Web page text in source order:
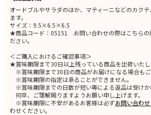
オードブルやサラダのほか、マティーニなどのカク
ます。
サイズ：9.5×6.5×6.5
★商品コード：05151 お問い合わせの際はこちらの
ださい。
＜ご購入におけるご確認事項＞
★賞味期限まで30日以上残っている商品を出荷いたし
※賞味期限まで30日の商品がお届けになる場合もご
※賞味期限の指定は承ることができません。
※賞味期限までの日数が短い等による返品は受けか
何卒、ご理解賜りますようお願い申し上げます。
※賞味期限に不安があるお客様は必ずお問い合わ
わせください。